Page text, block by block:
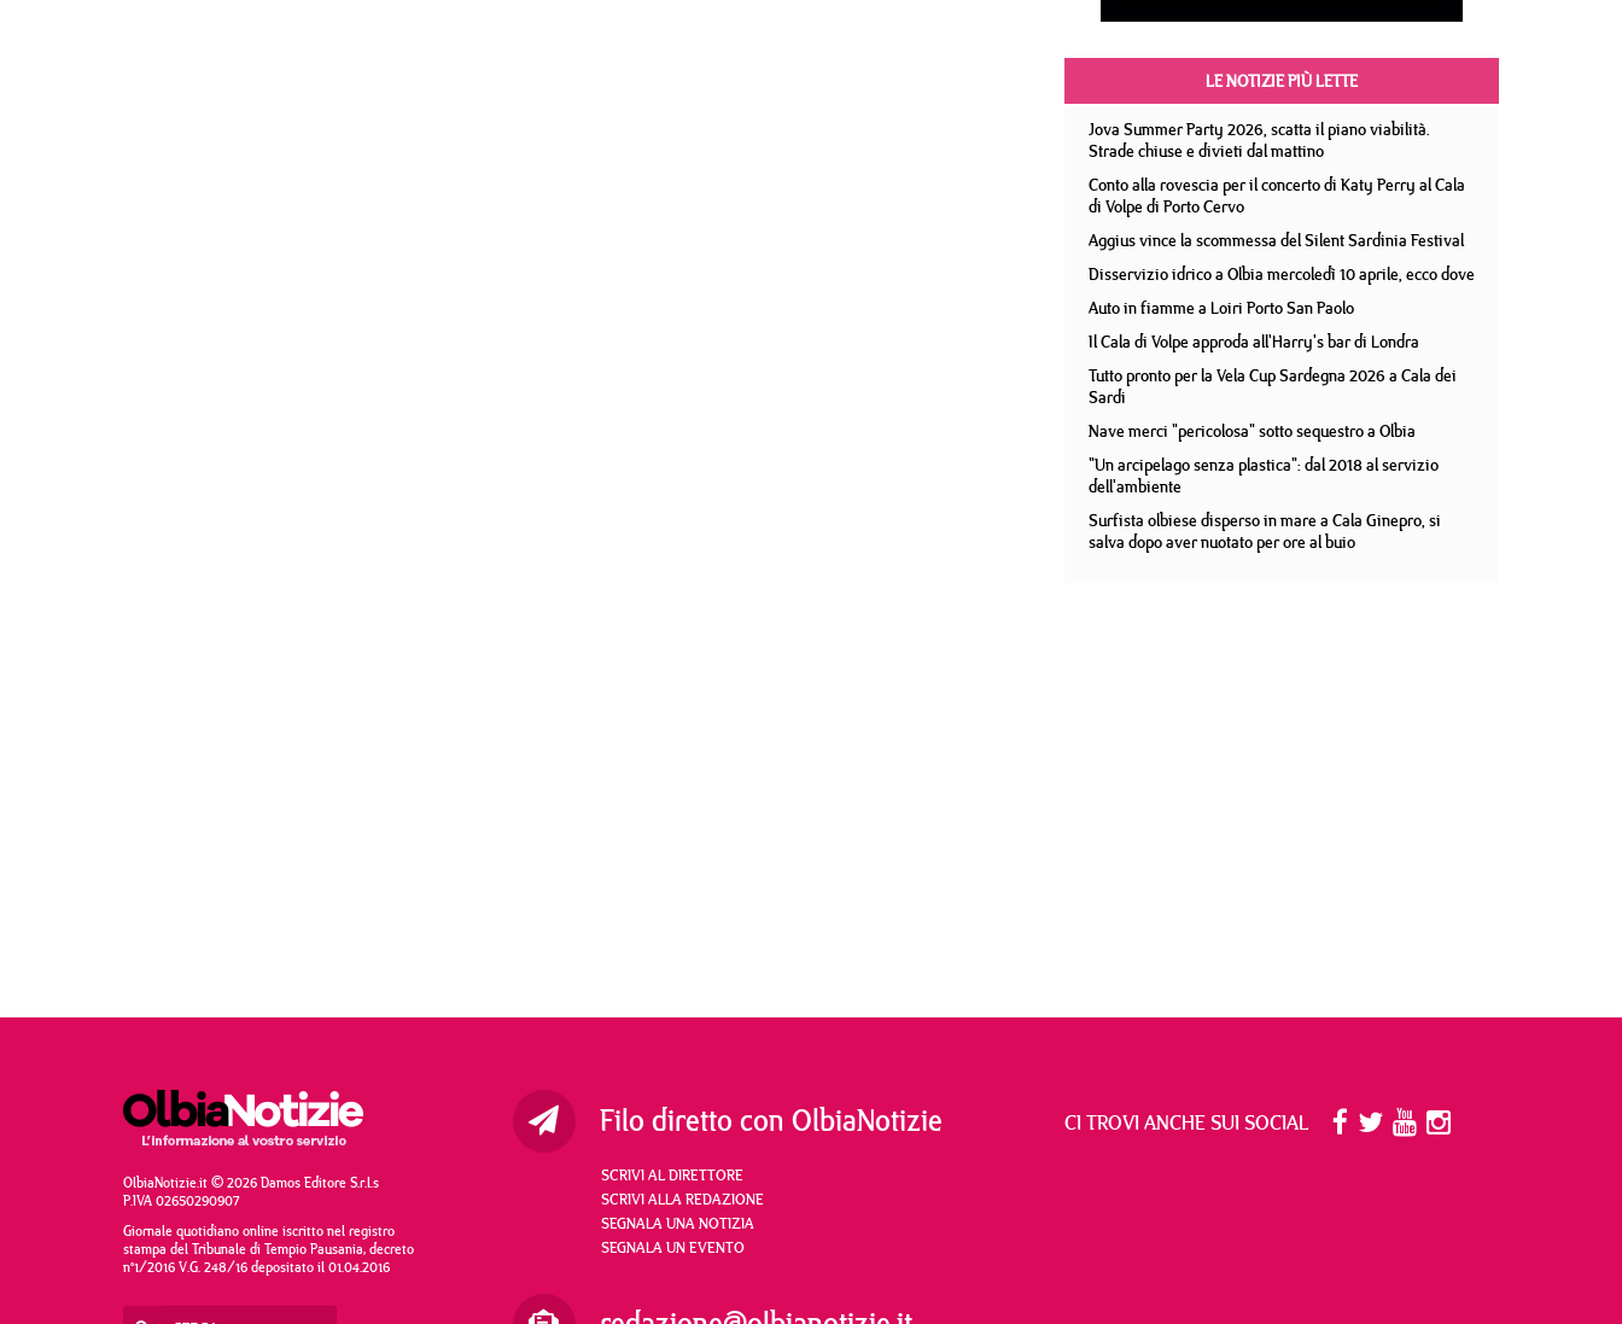
LE NOTIZIE PIÙ LETTE
Jova Summer Party 2026, scatta il piano viabilità.
Strade chiuse e divieti dal mattino
Conto alla rovescia per il concerto di Katy Perry al Cala
di Volpe di Porto Cervo
Aggius vince la scommessa del Silent Sardinia Festival
Disservizio idrico a Olbia mercoledì 10 aprile, ecco dove
Auto in fiamme a Loiri Porto San Paolo
Il Cala di Volpe approda all'Harry's bar di Londra
Tutto pronto per la Vela Cup Sardegna 2026 a Cala dei
Sardi
Nave merci "pericolosa" sotto sequestro a Olbia
"Un arcipelago senza plastica": dal 2018 al servizio
dell'ambiente
Surfista olbiese disperso in mare a Cala Ginepro, si
salva dopo aver nuotato per ore al buio
OlbiaNotizie.it © 2026 Damos Editore S.r.l.s
P.IVA 02650290907
Giornale quotidiano online iscritto nel registro
stampa del Tribunale di Tempio Pausania, decreto
n°1/2016 V.G. 248/16 depositato il 01.04.2016
Filo diretto con OlbiaNotizie
SCRIVI AL DIRETTORE
SCRIVI ALLA REDAZIONE
SEGNALA UNA NOTIZIA
SEGNALA UN EVENTO
CI TROVI ANCHE SUI SOCIAL